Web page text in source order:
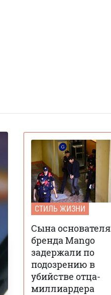
СТИЛЬ ЖИЗНИ
Сына основателя
бренда Mango
задержали по
подозрению в
убийстве отца-
миллиардера